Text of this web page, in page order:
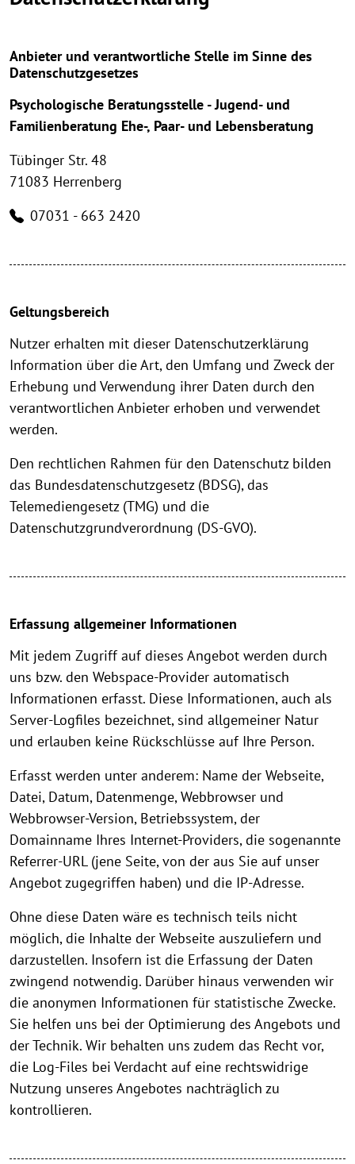
Anbieter und verantwortliche Stelle im Sinne des
Datenschutzgesetzes
Psychologische Beratungsstelle - Jugend- und
Familienberatung Ehe-, Paar- und Lebensberatung
Tübinger Str. 48
71083 Herrenberg
07031 - 663 2420
Geltungsbereich
Nutzer erhalten mit dieser Datenschutzerklärung
Information über die Art, den Umfang und Zweck der
Erhebung und Verwendung ihrer Daten durch den
verantwortlichen Anbieter erhoben und verwendet
werden.
Den rechtlichen Rahmen für den Datenschutz bilden
das Bundesdatenschutzgesetz (BDSG), das
Telemediengesetz (TMG) und die
Datenschutzgrundverordnung (DS-GVO).
Erfassung allgemeiner Informationen
Mit jedem Zugriff auf dieses Angebot werden durch
uns bzw. den Webspace-Provider automatisch
Informationen erfasst. Diese Informationen, auch als
Server-Logfiles bezeichnet, sind allgemeiner Natur
und erlauben keine Rückschlüsse auf Ihre Person.
Erfasst werden unter anderem: Name der Webseite,
Datei, Datum, Datenmenge, Webbrowser und
Webbrowser-Version, Betriebssystem, der
Domainname Ihres Internet-Providers, die sogenannte
Referrer-URL (jene Seite, von der aus Sie auf unser
Angebot zugegriffen haben) und die IP-Adresse.
Ohne diese Daten wäre es technisch teils nicht
möglich, die Inhalte der Webseite auszuliefern und
darzustellen. Insofern ist die Erfassung der Daten
zwingend notwendig. Darüber hinaus verwenden wir
die anonymen Informationen für statistische Zwecke.
Sie helfen uns bei der Optimierung des Angebots und
der Technik. Wir behalten uns zudem das Recht vor,
die Log-Files bei Verdacht auf eine rechtswidrige
Nutzung unseres Angebotes nachträglich zu
kontrollieren.